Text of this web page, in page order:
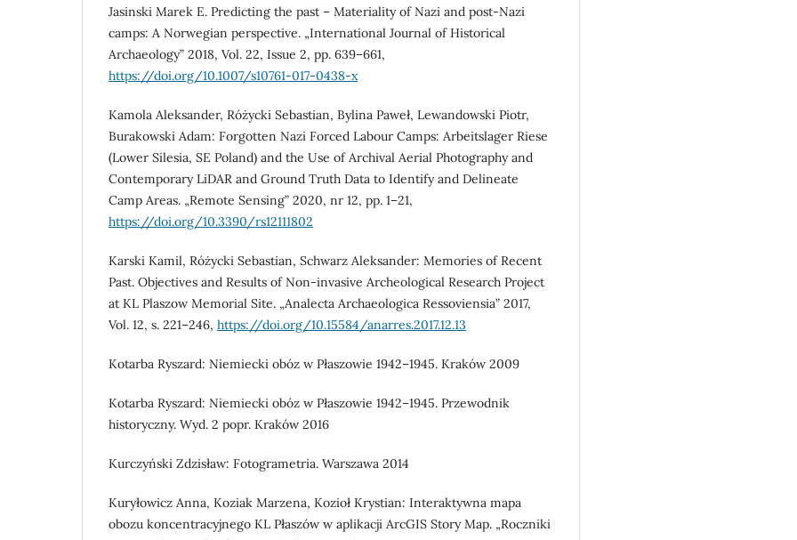
Jasinski Marek E. Predicting the past – Materiality of Nazi and post-Nazi
camps: A Norwegian perspective. „International Journal of Historical
Archaeology” 2018, Vol. 22, Issue 2, pp. 639–661,
https://doi.org/10.1007/s10761-017-0438-x
Kamola Aleksander, Różycki Sebastian, Bylina Paweł, Lewandowski Piotr,
Burakowski Adam: Forgotten Nazi Forced Labour Camps: Arbeitslager Riese
(Lower Silesia, SE Poland) and the Use of Archival Aerial Photography and
Contemporary LiDAR and Ground Truth Data to Identify and Delineate
Camp Areas. „Remote Sensing” 2020, nr 12, pp. 1–21,
https://doi.org/10.3390/rs12111802
Karski Kamil, Różycki Sebastian, Schwarz Aleksander: Memories of Recent
Past. Objectives and Results of Non-invasive Archeological Research Project
at KL Plaszow Memorial Site. „Analecta Archaeologica Ressoviensia” 2017,
Vol. 12, s. 221–246, https://doi.org/10.15584/anarres.2017.12.13
Kotarba Ryszard: Niemiecki obóz w Płaszowie 1942–1945. Kraków 2009
Kotarba Ryszard: Niemiecki obóz w Płaszowie 1942–1945. Przewodnik
historyczny. Wyd. 2 popr. Kraków 2016
Kurczyński Zdzisław: Fotogrametria. Warszawa 2014
Kuryłowicz Anna, Koziak Marzena, Kozioł Krystian: Interaktywna mapa
obozu koncentracyjnego KL Płaszów w aplikacji ArcGIS Story Map. „Roczniki